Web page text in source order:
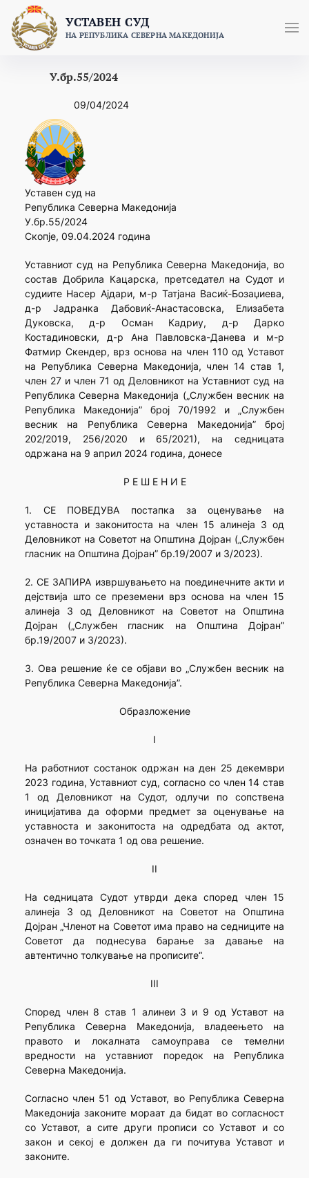
content
УСТАВЕН СУД
НА РЕПУБЛИКА СЕВЕРНА МАКЕДОНИЈА
У.бр.55/2024
09/04/2024
Уставен суд на
Република Северна Македонија
У.бр.55/2024
Скопје, 09.04.2024 година
Уставниот суд на Република Северна Македонија, во
состав Добрила Кацарска, претседател на Судот и
судиите Насер Ајдари, м-р Татјана Васиќ-Бозаџиева,
д-р Јадранка Дабовиќ-Анастасовска, Елизабета
Дуковска, д-р Осман Кадриу, д-р Дарко
Костадиновски, д-р Ана Павловска-Данева и м-р
Фатмир Скендер, врз основа на член 110 од Уставот
на Република Северна Македонија, член 14 став 1,
член 27 и член 71 од Деловникот на Уставниот суд на
Република Северна Македонија („Службен весник на
Република Македонија” број 70/1992 и „Службен
весник на Република Северна Македонија” број
202/2019, 256/2020 и 65/2021), на седницата
одржана на 9 април 2024 година, донесе
Р Е Ш Е Н И Е
1. СЕ ПОВЕДУВА постапка за оценување на
уставноста и законитоста на член 15 алинеја 3 од
Деловникот на Советот на Општина Дојран („Службен
гласник на Општина Дојран” бр.19/2007 и 3/2023).
2. СЕ ЗАПИРА извршувањето на поединечните акти и
дејствија што се преземени врз основа на член 15
алинеја 3 од Деловникот на Советот на Општина
Дојран („Службен гласник на Општина Дојран”
бр.19/2007 и 3/2023).
3. Ова решение ќе се објави во „Службен весник на
Република Северна Македонија”.
Образложение
I
На работниот состанок одржан на ден 25 декември
2023 година, Уставниот суд, согласно со член 14 став
1 од Деловникот на Судот, одлучи по сопствена
иницијатива да оформи предмет за оценување на
уставноста и законитоста на одредбата од актот,
означен во точката 1 од ова решение.
II
На седницата Судот утврди дека според член 15
алинеја 3 од Деловникот на Советот на Општина
Дојран „Членот на Советот има право на седниците на
Советот да поднесува барање за давање на
автентично толкување на прописите“.
III
Според член 8 став 1 алинеи 3 и 9 од Уставот на
Република Северна Македонија, владеењето на
правото и локалната самоуправа се темелни
вредности на уставниот поредок на Република
Северна Македонија.
Согласно член 51 од Уставот, во Република Северна
Македонија законите мораат да бидат во согласност
со Уставот, а сите други прописи со Уставот и со
закон и секој е должен да ги почитува Уставот и
законите.